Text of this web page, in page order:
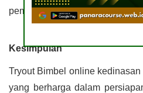
pemerintahan, dan fokus pada
Kesimpulan
Tryout Bimbel online
yang berharga dalam